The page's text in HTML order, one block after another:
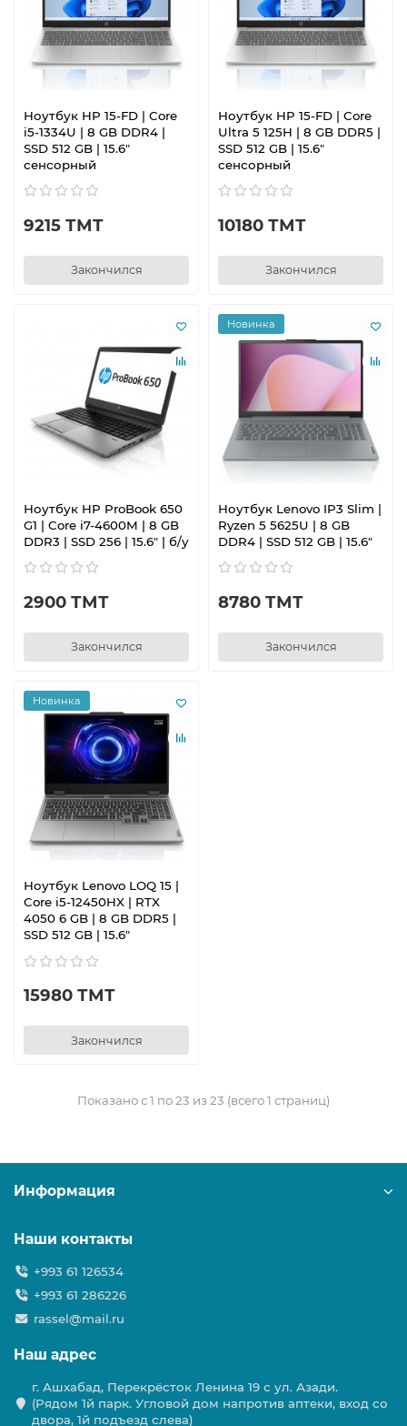
Ноутбук HP 15-FD | Core
i5-1334U | 8 GB DDR4 |
SSD 512 GB | 15.6"
сенсорный
9215 ТМТ
Закончился
Ноутбук HP 15-FD | Core
Ultra 5 125H | 8 GB DDR5 |
SSD 512 GB | 15.6"
сенсорный
10180 ТМТ
Закончился
Ноутбук HP ProBook 650
G1 | Core i7-4600M | 8 GB
DDR3 | SSD 256 | 15.6" | б/у
2900 ТМТ
Закончился
Новинка
Ноутбук Lenovo IP3 Slim |
Ryzen 5 5625U | 8 GB
DDR4 | SSD 512 GB | 15.6"
8780 ТМТ
Закончился
Новинка
Ноутбук Lenovo LOQ 15 |
Core i5-12450HX | RTX
4050 6 GB | 8 GB DDR5 |
SSD 512 GB | 15.6"
15980 ТМТ
Закончился
Показано с 1 по 23 из 23 (всего 1 страниц)
Информация
Наши контакты
+993 61 126534
+993 61 286226
rassel@mail.ru
Наш адрес
г. Ашхабад, Перекрёсток Ленина 19 с ул. Азади.
(Рядом 1й парк. Угловой дом напротив аптеки, вход со
двора, 1й подъезд слева)